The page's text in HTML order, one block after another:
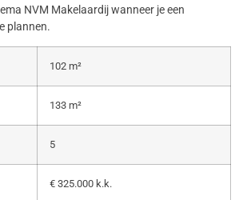
NVM Makelaardij wanneer je een
plannen.
102 m²
133 m²
5
€ 325.000 k.k.